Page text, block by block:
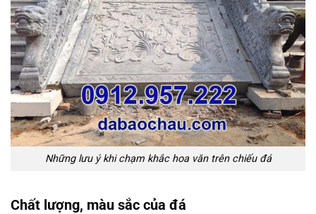
Những lưu ý khi chạm khắc hoa văn trên chiếu đá
Chất lượng, màu sắc của đá